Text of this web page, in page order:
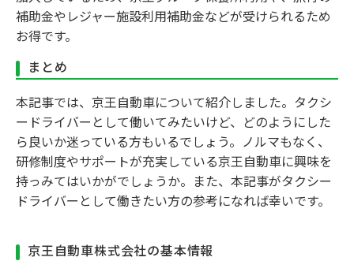
補助金やレジャー施設利用補助金などが受けられるため
お得です。
まとめ
本記事では、京王自動車について紹介しました。タクシ
ードライバーとして働いてみたいけど、どのようにした
ら良いか迷っている方もいるでしょう。ノルマもなく、
研修制度やサポートが充実している京王自動車に興味を
持っみてはいかがでしょうか。また、本記事がタクシー
ドライバーとして働きたい方の参考になれば幸いです。
京王自動車株式会社の基本情報